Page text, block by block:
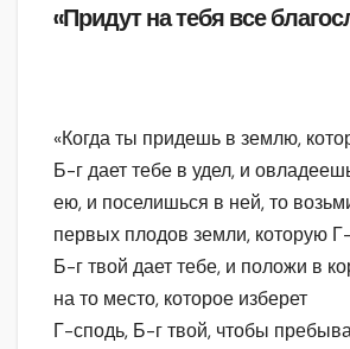
«Придут на тебя все
«Когда ты придешь в землю,
Б-г дает тебе в удел, и
ею, и поселишься в ней, то
первых плодов земли, которую
Б-г твой дает тебе, и положи в
на то место, которое изберет
Г-сподь, Б-г твой, чтобы